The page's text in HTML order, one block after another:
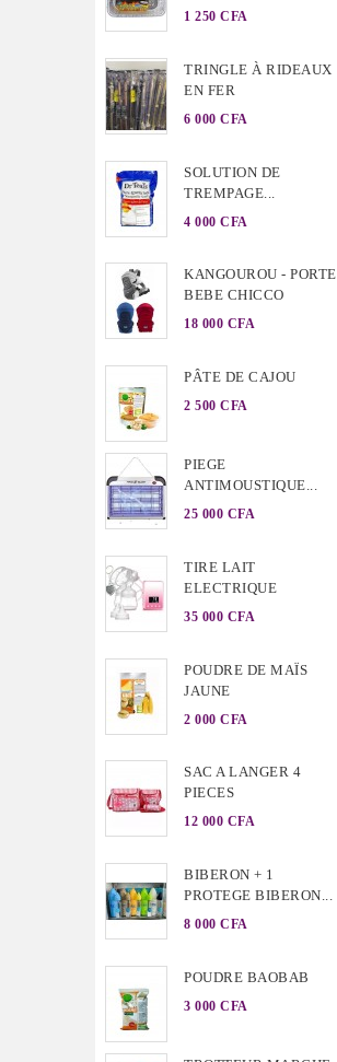
1 250 CFA
TRINGLE À RIDEAUX
EN FER
6 000 CFA
SOLUTION DE
TREMPAGE...
4 000 CFA
KANGOUROU - PORTE
BEBE CHICCO
18 000 CFA
PÂTE DE CAJOU
2 500 CFA
PIEGE
ANTIMOUSTIQUE...
25 000 CFA
TIRE LAIT
ELECTRIQUE
35 000 CFA
POUDRE DE MAÏS
JAUNE
2 000 CFA
SAC A LANGER 4
PIECES
12 000 CFA
BIBERON + 1
PROTEGE BIBERON...
8 000 CFA
POUDRE BAOBAB
3 000 CFA